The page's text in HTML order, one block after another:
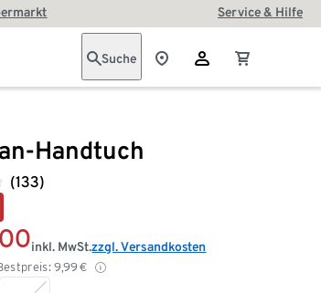
Service & Hilfe
Suche
Handtuch
(133)
9,99€
inkl. MwSt.zzgl. Versandkosten